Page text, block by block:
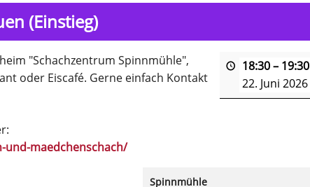
(Einstieg)
18:30– 19:30
22. Juni 2026
"Schachzentrum Spinnmühle",
oder Eiscafé. Gerne einfach Kontakt
und-maedchenschach/
Spinnmühle